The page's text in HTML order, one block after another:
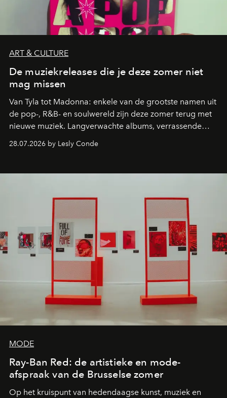
ART & CULTURE
De muziekreleases die je deze zomer niet
mag missen
Van Tyla tot Madonna: enkele van de grootste namen uit
de pop-, R&B- en soulwereld zijn deze zomer terug met
nieuwe muziek. Langverwachte albums, verrassende
comebacks en veelbelovende nieuwe projecten: dit zijn
de releases die je niet mag missen.
28.07.2026 by Lesly Conde
MODE
Ray-Ban Red: de artistieke en mode-
afspraak van de Brusselse zomer
Op het kruispunt van hedendaagse kunst, muziek en